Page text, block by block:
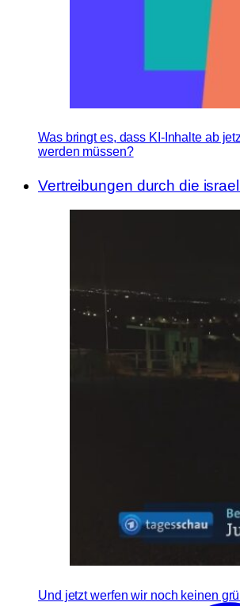
Was bringt es, dass KI-Inhalte ab
werden müssen?
Vertreibungen durch die
Und jetzt werfen wir noch keinen